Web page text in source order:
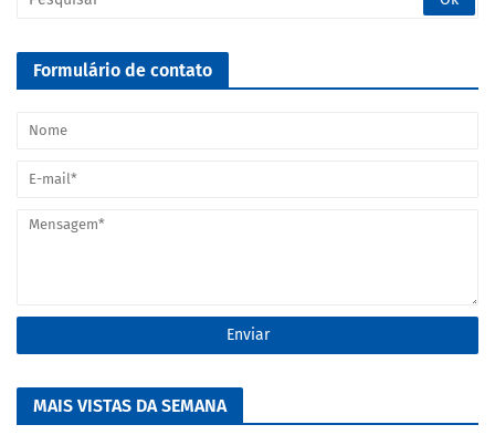
Formulário de contato
MAIS VISTAS DA SEMANA